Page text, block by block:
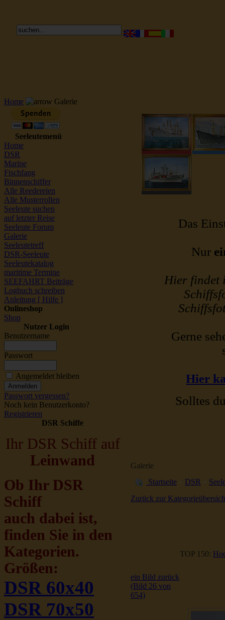
Home Galerie
Seeleutemenü
Home
DSR
Marine
Fischfang
Binnenschiffer
Alle Reedereien
Alle Musterrollen
Seeleute suchen
auf letzter Reise
Seeleute Forum
Galerie
Seeleutetreff
DSR-Seeleute
Seeleutekatalog
maritime Termine
SEEFAHRT Beiträge
Logbuch schreiben
Anleitung [ Hilfe ]
Onlineshop
Shop
Nutzer Login
Benutzername
Passwort
Angemeldet bleiben
Passwort vergessen?
Noch kein Benutzerkonto?
Registrieren
DSR Schiffe
Ihr DSR Schiff auf
Leinwand
Ob Ihr DSR
Schiff
auch dabei ist,
finden Sie in den
Kategorien.
Größen:
DSR 60x40
DSR 70x50
Das
Nur
Hier findet
Gerne
Hier
Solltes
Galerie
Startseite » DSR »
Zurück zur
TOP 150:
ein Bild zurück
(Bild 26 von
654)